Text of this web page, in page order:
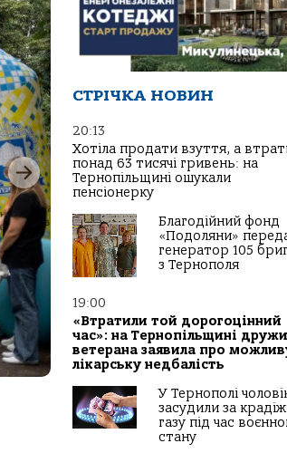
СТРІЧКА НОВИН
20:13
Хотіла продати взуття, а
понад 63 тисячі гривень: на
Тернопільщині ошукали
пенсіонерку
Благодійний фонд
«Подоляни»
генератор 105
з Тернополя
19:00
«Втратили той дорогоцінний
час»: на Тернопільщині
ветерана заявила про
лікарську недбалість
У Тернополі
засудили за
газу під час
стану